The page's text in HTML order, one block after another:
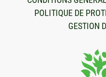
POLITIQUE DE
GESTION